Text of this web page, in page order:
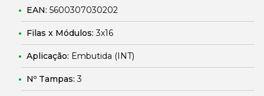
EAN: 5600307030202
Filas x Módulos:3x16
Aplicação: Embutida (INT)
Nº Tampas:3